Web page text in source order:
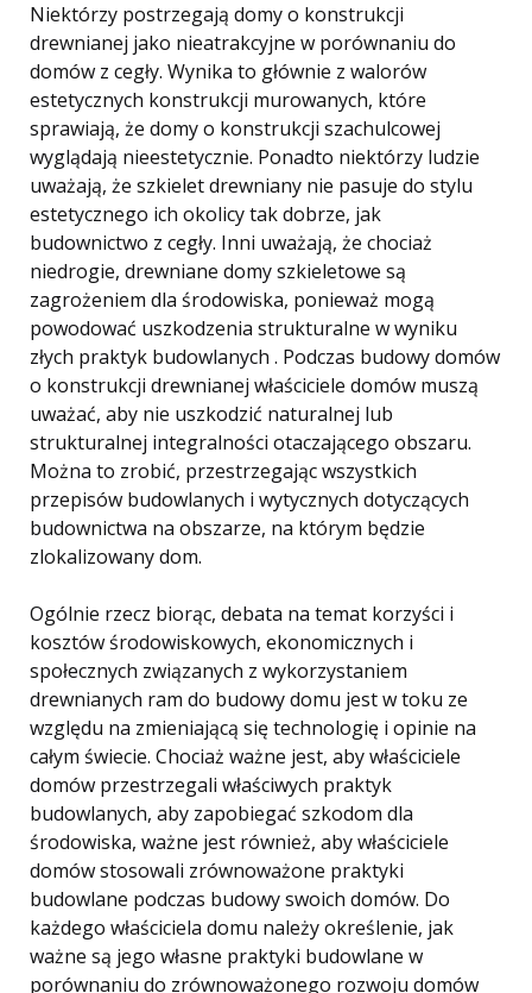
Niektórzy postrzegają domy o konstrukcji
drewnianej jako nieatrakcyjne w porównaniu do
domów z cegły. Wynika to głównie z walorów
estetycznych konstrukcji murowanych, które
sprawiają, że domy o konstrukcji szachulcowej
wyglądają nieestetycznie. Ponadto niektórzy ludzie
uważają, że szkielet drewniany nie pasuje do stylu
estetycznego ich okolicy tak dobrze, jak
budownictwo z cegły. Inni uważają, że chociaż
niedrogie, drewniane domy szkieletowe są
zagrożeniem dla środowiska, ponieważ mogą
powodować uszkodzenia strukturalne w wyniku
złych praktyk budowlanych . Podczas budowy domów
o konstrukcji drewnianej właściciele domów muszą
uważać, aby nie uszkodzić naturalnej lub
strukturalnej integralności otaczającego obszaru.
Można to zrobić, przestrzegając wszystkich
przepisów budowlanych i wytycznych dotyczących
budownictwa na obszarze, na którym będzie
zlokalizowany dom.
Ogólnie rzecz biorąc, debata na temat korzyści i
kosztów środowiskowych, ekonomicznych i
społecznych związanych z wykorzystaniem
drewnianych ram do budowy domu jest w toku ze
względu na zmieniającą się technologię i opinie na
całym świecie. Chociaż ważne jest, aby właściciele
domów przestrzegali właściwych praktyk
budowlanych, aby zapobiegać szkodom dla
środowiska, ważne jest również, aby właściciele
domów stosowali zrównoważone praktyki
budowlane podczas budowy swoich domów. Do
każdego właściciela domu należy określenie, jak
ważne są jego własne praktyki budowlane w
porównaniu do zrównoważonego rozwoju domów